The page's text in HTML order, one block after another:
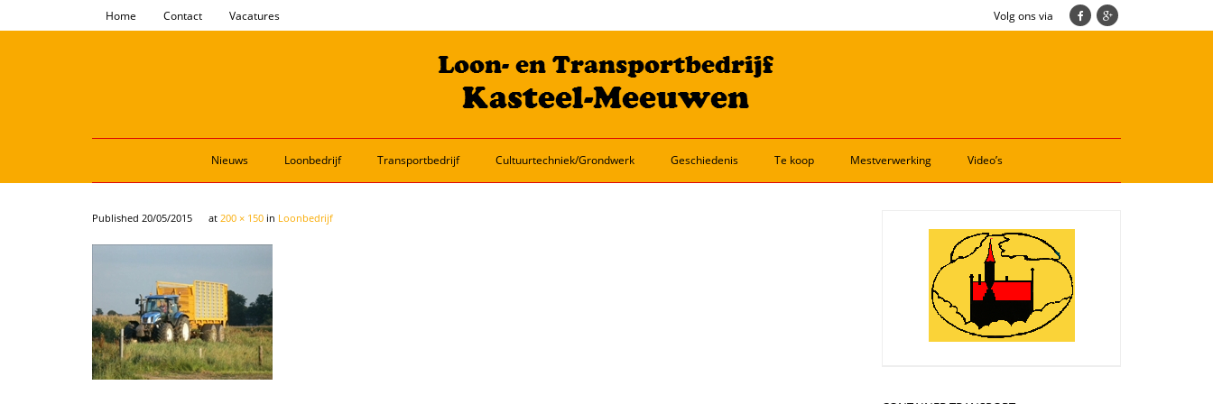
Home Contact Vacatures Volg ons via
Nieuws Loonbedrijf Transportbedrijf Cultuurtechniek/Grondwerk Geschiedenis Te koop Mestverwerking Video’s
Published 20/05/2015 at 200 × 150 in Loonbedrijf